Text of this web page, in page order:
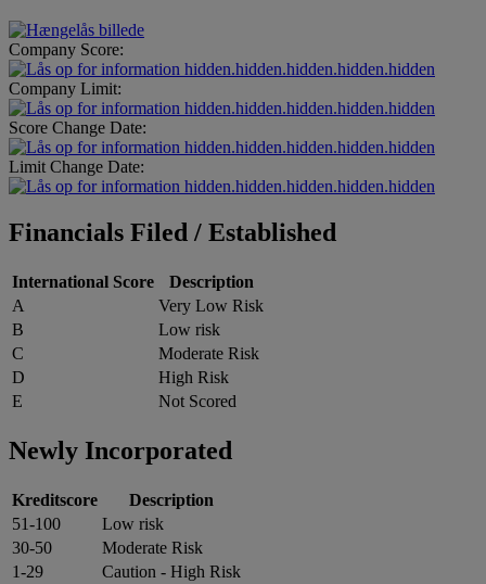
Company Score:
hidden.hidden.hidden.hidden.hidden
Company Limit:
hidden.hidden.hidden.hidden.hidden
Score Change Date:
hidden.hidden.hidden.hidden.hidden
Limit Change Date:
hidden.hidden.hidden.hidden.hidden
Financials Filed / Established
International Score
Description
A
Very Low Risk
B
Low risk
C
Moderate Risk
D
High Risk
E
Not Scored
Newly Incorporated
Kreditscore
Description
51-100
Low risk
30-50
Moderate Risk
1-29
Caution - High Risk